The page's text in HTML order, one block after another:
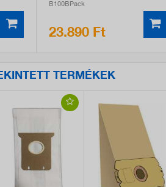
B100BPack
23.890 Ft
TERMÉKEK